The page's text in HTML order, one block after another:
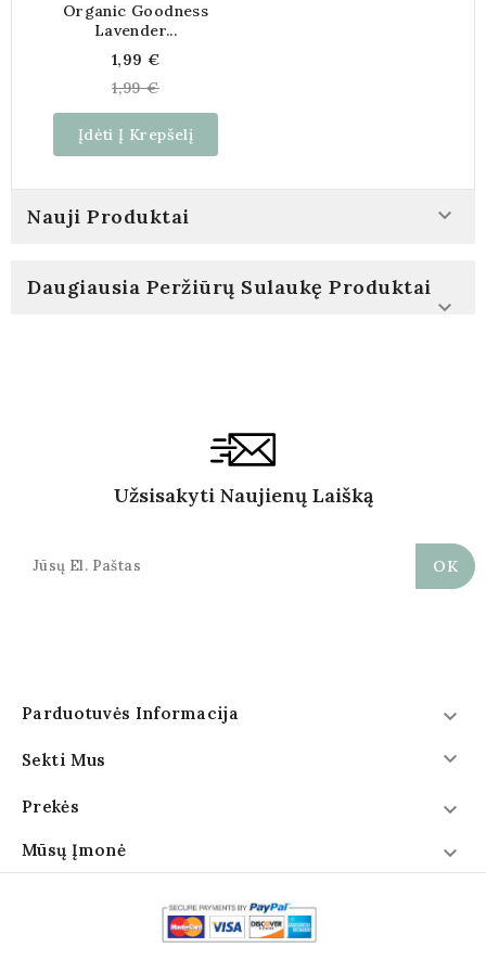
Organic Goodness
Lavender...
Kaina
1,99 €
1,99 €
Įdėti Į Krepšelį
Nauji Produktai 
Daugiausia Peržiūrų Sulaukę Produktai

Užsisakyti Naujienų Laišką
Parduotuvės Informacija 
Sekti Mus 
Prekės 
Mūsų Įmonė 